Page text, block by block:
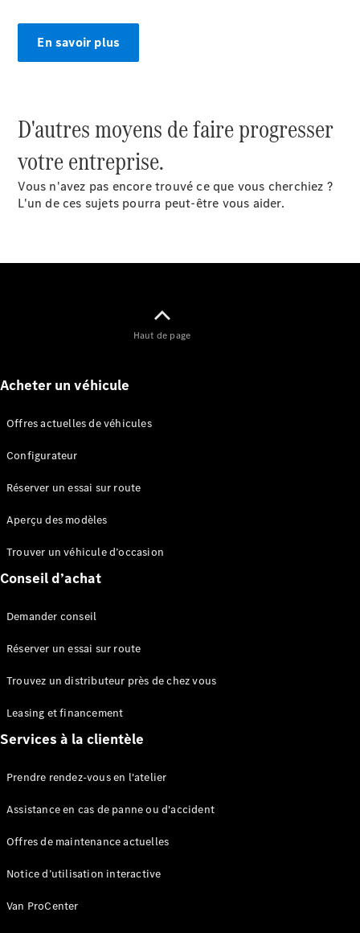
Vito
Vito
Fourgon
Vito Mixto
Vito Tourer
Fourgon
Configurateur
Mercedes-
Benz Store
Marco Polo
Marco Polo
Mercedes-
Benz Store
Classe V
Configurateur
En savoir plus
D'autres moyens de faire progresser
votre entreprise.
Vous n'avez pas encore trouvé ce que vous cherchiez ?
L'un de ces sujets pourra peut-être vous aider.
Haut de page
Acheter un véhicule
Offres actuelles de véhicules
Configurateur
Réserver un essai sur route
Aperçu des modèles
Trouver un véhicule d’occasion
Conseil d’achat
Demander conseil
Réserver un essai sur route
Trouvez un distributeur près de chez vous
Leasing et financement
Services à la clientèle
Prendre rendez-vous en l'atelier
Assistance en cas de panne ou d'accident
Offres de maintenance actuelles
Notice d’utilisation interactive
Van ProCenter